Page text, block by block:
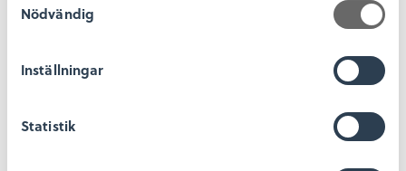
Nödvändig
Inställningar
Statistik
oavsett.
din inbetalning med vilket avsnitt du har lyssnat på!